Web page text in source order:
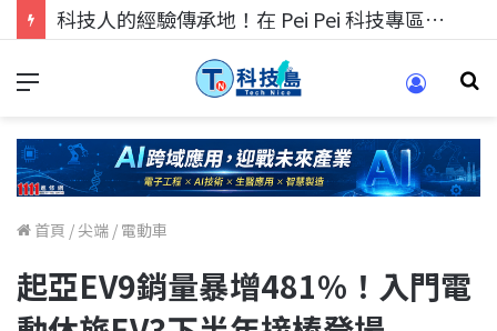
科技人的經驗傳承地！在 Pei Pei 科技專區，與學弟妹交流最硬核的技術
首頁 /尖端 / 電動車
起亞EV9銷量暴增481%！入門電